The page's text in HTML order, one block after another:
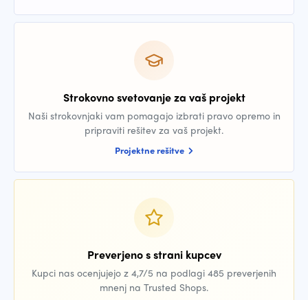
Strokovno svetovanje za vaš projekt
Naši strokovnjaki vam pomagajo izbrati pravo opremo in
pripraviti rešitev za vaš projekt.
Projektne rešitve
Preverjeno s strani kupcev
Kupci nas ocenjujejo z 4,7/5 na podlagi 485 preverjenih
mnenj na Trusted Shops.